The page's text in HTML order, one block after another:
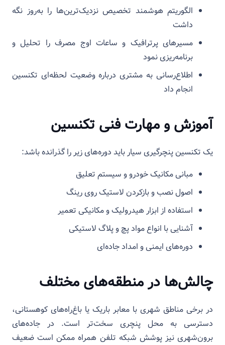
الگوریتم هوشمند تخصیص نزدیک‌ترین‌‌ها را به‌روز نگه
داشت
مسیرهای پرترافیک و ساعات اوج مصرف را تحلیل و
برنامه‌ریزی نمود
اطلاع‌رسانی به مشتری درباره وضعیت لحظه‌ای تکنسین
انجام داد
آموزش و مهارت فنی تکنسین
یک تکنسین پنچرگیری سیار باید دوره‌های زیر را گذرانده باشد:
مبانی مکانیک خودرو و سیستم تعلیق
اصول نصب و بازکردن لاستیک روی رینگ
استفاده از ابزار هیدرولیک و مکانیکی تعمیر
آشنایی با انواع مواد پچ و پلاگ لاستیکی
دوره‌های ایمنی و امداد جاده‌ای
چالش‌ها در منطقه‌های مختلف
در برخی مناطق شهری با معابر باریک یا باغ‌راه‌های کوهستانی،
دسترسی به محل پنچری سخت‌تر است. در جاده‌های
برون‌شهری نیز پوشش شبکه تلفن همراه ممکن است ضعیف